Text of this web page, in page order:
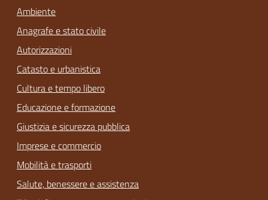
Ambiente
Anagrafe e stato civile
Autorizzazioni
Catasto e urbanistica
Cultura e tempo libero
Educazione e formazione
Giustizia e sicurezza pubblica
Imprese e commercio
Mobilità e trasporti
Salute, benessere e assistenza